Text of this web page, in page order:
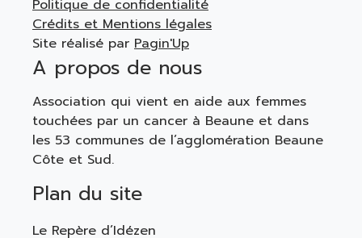
Politique de confidentialité
Crédits et Mentions légales
Site réalisé par Pagin'Up
A propos de nous
Association qui vient en aide aux femmes
touchées par un cancer à Beaune et dans
les 53 communes de l’agglomération Beaune
Côte et Sud.
Plan du site
Le Repère d’Idézen